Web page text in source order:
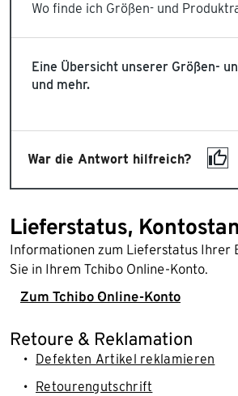
Wo finde ich Größen- und
Eine Übersicht unserer Größen-
und mehr.
War die Antwort hilfreich?
Lieferstatus,
Informationen zum Lieferstatus Ihrer
Sie in Ihrem Tchibo Online-Konto.
Zum Tchibo Online-Konto
Retoure & Reklamation
Defekten Artikel reklamieren
Retourengutschrift